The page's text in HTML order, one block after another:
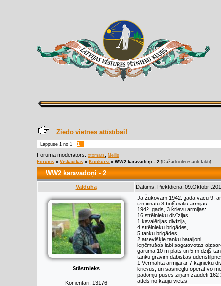
Ziedo vietnes attīstībai!
Lappuse 1 no 1
1
Foruma moderators: otomars
Meilis
Forums » Viskautkas » Konkursi » WW2 karavadoņi - 2 (Dažādi interesanti fakti)
WW2 karavadoņi - 2
Valduha Datums: Piektdiena,
Stāstnieks
Komentāri: 13176
Ja Žukovam 1942. gadā vācu 9.
iznīcinātu 3 boļševiku armijas.
1942. gads, 3 krievu armijas:
16 strēlnieku divīzijas,
1 kavalērijas divīzija,
4 strēlnieku brigādes,
5 tanku brigādes,
2 atsevišķie tanku bataljoni,
ieņēmušas labi sagatavotas
garumā 10 m plats un 5 m dziļš
tanku grāvim dabiskas
1 Vērmahta armijai ar 7 kājnieku
krievus, un sasniegtu operatīvo
padomju puses ziņām zaudēti
attēls no kauju vietas